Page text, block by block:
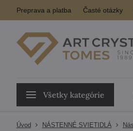
Preprava a platba Časté otázky
Všetky kategórie
Úvod NÁSTENNÉ SVIETIDLÁ